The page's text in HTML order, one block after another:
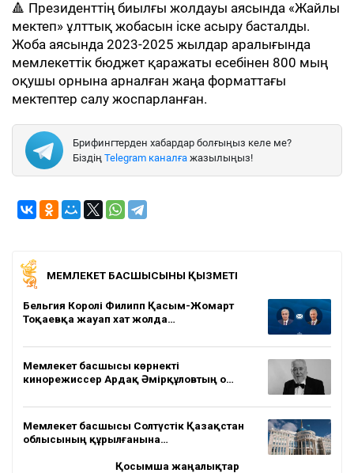
🔺 Президенттің биылғы жолдауы аясында «Жайлы
мектеп» ұлттық жобасын іске асыру басталды.
Жоба аясында 2023-2025 жылдар аралығында
мемлекеттік бюджет қаражаты есебінен 800 мың
оқушы орнына арналған жаңа форматтағы
мектептер салу жоспарланған.
Брифингтерден хабардар болғыңыз келе ме?
Біздің Telegram каналға жазылыңыз!
МЕМЛЕКЕТ БАСШЫСЫНЫҢ ҚЫЗМЕТІ
Бельгия Королі Филипп Қасым-Жомарт
Тоқаевқа жауап хат жолда…
Мемлекет басшысы көрнекті
кинорежиссер Ардақ Әмірқұловтың о…
Мемлекет басшысы Солтүстік Қазақстан
облысының құрылғанына…
Қосымша жаңалықтар